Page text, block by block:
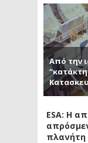
Από την
ESA: Η
πλανήτη